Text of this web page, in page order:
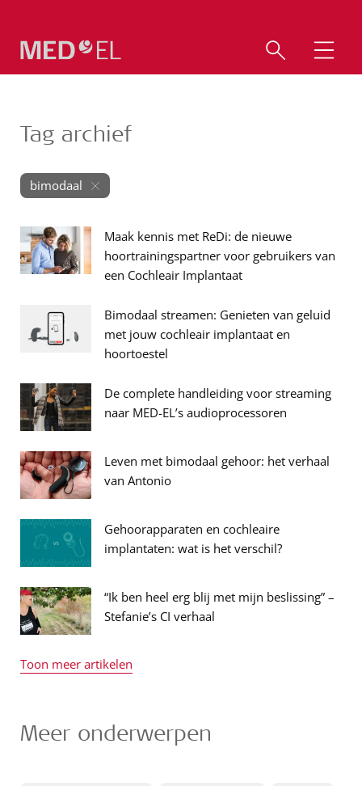
Tag archief
bimodaal
Maak kennis met ReDi: de nieuwe
hoortrainingspartner voor gebruikers van
een Cochleair Implantaat
Bimodaal streamen: Genieten van geluid
met jouw cochleair implantaat en
hoortoestel
De complete handleiding voor streaming
naar MED-EL’s audioprocessoren
Leven met bimodaal gehoor: het verhaal
van Antonio
Gehoorapparaten en cochleaire
implantaten: wat is het verschil?
“Ik ben heel erg blij met mijn beslissing” –
Stefanie’s CI verhaal
Toon meer artikelen
Meer onderwerpen